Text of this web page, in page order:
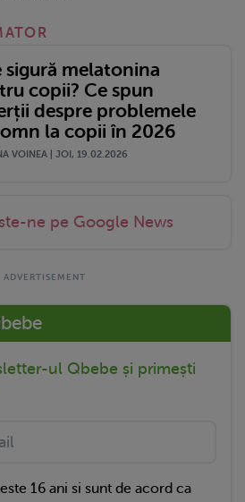
sigură melatonina
copii? Ce spun
despre problemele
la copii în 2026
VOINEA | JOI, 19.02.2026
ne pe Google News
ul Qbebe și primești
16 ani si sunt de acord ca